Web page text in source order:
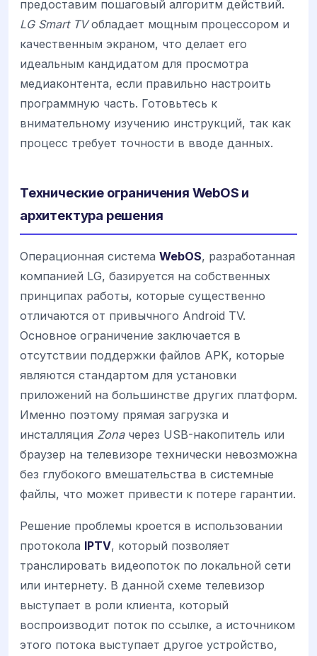
предоставим пошаговый алгоритм действий.
LG Smart TVобладает мощным процессором и
качественным экраном, что делает его
идеальным кандидатом для просмотра
медиаконтента, если правильно настроить
программную часть. Готовьтесь к
внимательному изучению инструкций, так как
процесс требует точности в вводе данных.
Технические ограничения WebOS и
архитектура решения
Операционная система WebOS, разработанная
компанией LG, базируется на собственных
принципах работы, которые существенно
отличаются от привычного Android TV.
Основное ограничение заключается в
отсутствии поддержки файлов APK, которые
являются стандартом для установки
приложений на большинстве других платформ.
Именно поэтому прямая загрузка и
инсталляция Zonaчерез USB-накопитель или
браузер на телевизоре технически невозможна
без глубокого вмешательства в системные
файлы, что может привести к потере гарантии.
Решение проблемы кроется в использовании
протокола IPTV, который позволяет
транслировать видеопоток по локальной сети
или интернету. В данной схеме телевизор
выступает в роли клиента, который
воспроизводит поток по ссылке, а источником
этого потока выступает другое устройство,